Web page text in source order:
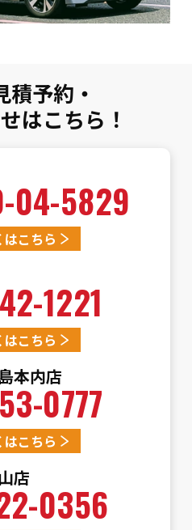
積予約・
はこちら！
04-5829
はこちら
1221
はこちら
本内店
0777
はこちら
店
0356